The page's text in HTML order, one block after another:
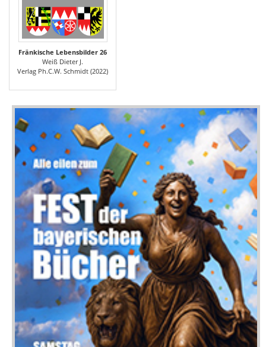
Fränkische Lebensbilder 26
Weiß Dieter J.
Verlag Ph.C.W. Schmidt (2022)